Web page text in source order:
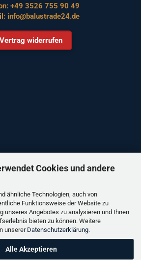
Cookies und andere
ähnliche Technologien, auch von
Funktionsweise der Website zu
unseres Angebotes zu analysieren und Ihnen
bieten zu können. Weitere
unserer Datenschutzerklärung.
Alle Akzeptieren
+49 3526 755 90 49
info@balustrade24.de
Vertrag widerrufen